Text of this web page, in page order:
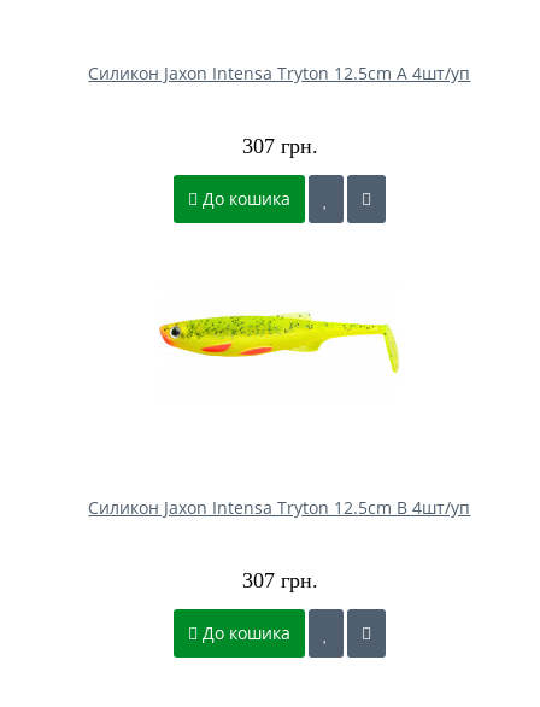
Силикон Jaxon Intensa Tryton 12.5cm A 4шт/уп
307 грн.
До кошика
Силикон Jaxon Intensa Tryton 12.5cm B 4шт/уп
307 грн.
До кошика